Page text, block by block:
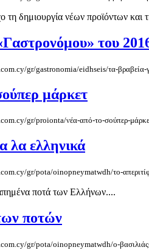
τη δημιουργία νέων προϊόντων
του
gr/gastronomia/eidhseis/τα-βραβεία-
μάρκετ
gr/proionta/νέα-από-το-σούπερ-
λα ελληνικά
gr/pota/oinopneymatwdh/το-
ποτά των Ελλήνων....
ποτών
gr/pota/oinopneymatwdh/ο-